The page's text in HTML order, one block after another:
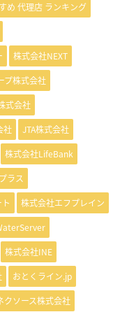
め 代理店 ランキング
株式会社NEXT
プ株式会社
式会社
社 JTA株式会社
株式会社LifeBank
ラス
株式会社エフプレイン
株式会社INE
おとくライン.jp
クソース株式会社